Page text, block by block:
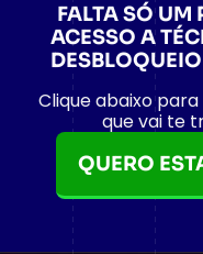
FALTA SÓ UM
ACESSO A
Clique abaixo
que vai te
QUERO